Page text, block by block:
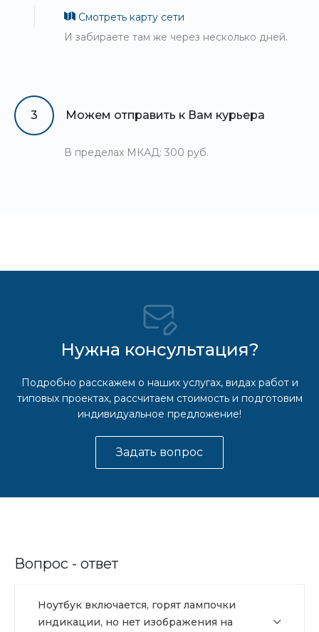
Смотреть карту сети
И забираете там же через несколько дней.
3 Можем отправить к Вам курьера
В пределах МКАД: 300 руб.
Нужна консультация?
Подробно расскажем о наших услугах, видах работ и
типовых проектах, рассчитаем стоимость и подготовим
индивидуальное предложение!
Задать вопрос
Вопрос - ответ
Ноутбук включается, горят лампочки
индикации, но нет изображения на